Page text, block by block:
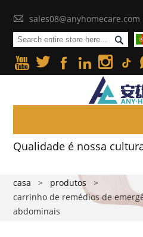
 sales08@anyhomecare.com

    
Qualidade é nossa
casa > produtos
>
carrinho de remédios de
abdominais